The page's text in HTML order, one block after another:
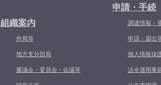
組織案内
外局等
地方支分部局
審議会・委員会・会議等
申請・手続
調達情報・
申請・届出
個人情報保
法令適用事